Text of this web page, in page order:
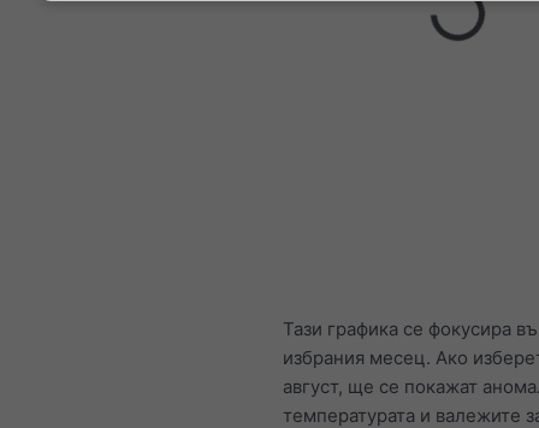
Тази графика се фокусира
избрания месец. Ако
август, ще се покажат
температурата и валежите